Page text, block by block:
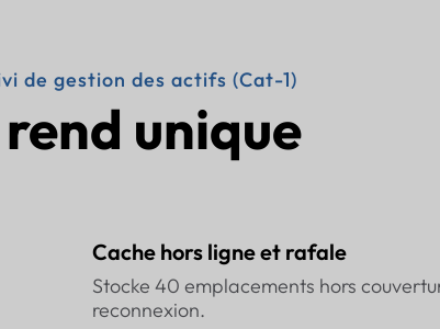
de gestion des actifs (Cat-1)
unique
Cache hors ligne et rafale
Stocke 40 emplacements hors
reconnexion.